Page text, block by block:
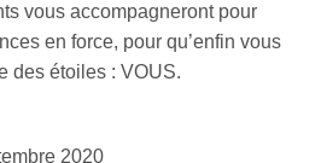
vous accompagneront pour
en force, pour qu’enfin vous
des étoiles : VOUS.
2020